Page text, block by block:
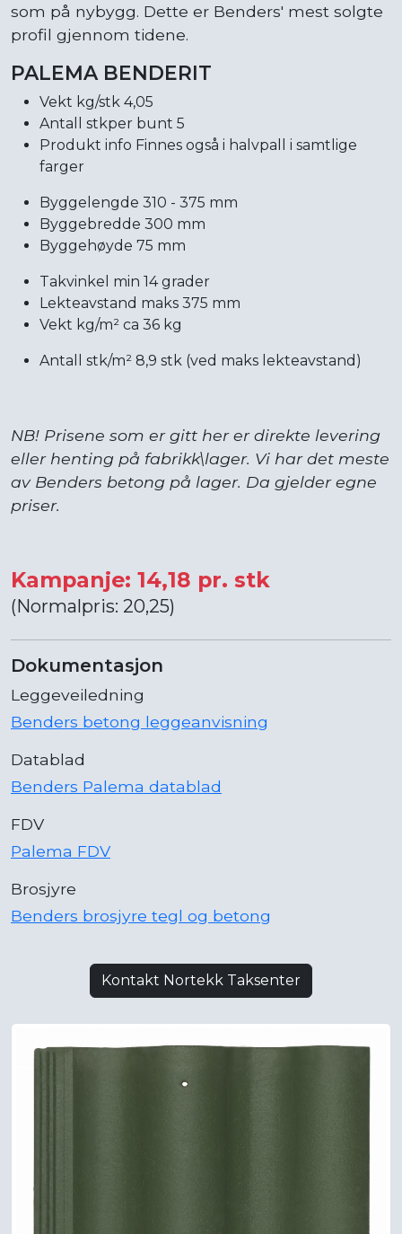
som på nybygg. Dette er Benders' mest solgte
profil gjennom tidene.
PALEMA BENDERIT
Vekt kg/stk 4,05
Antall stkper bunt 5
Produkt info Finnes også i halvpall i samtlige
farger
Byggelengde 310 - 375 mm
Byggebredde 300 mm
Byggehøyde 75 mm
Takvinkel min 14 grader
Lekteavstand maks 375 mm
Vekt kg/m² ca 36 kg
Antall stk/m² 8,9 stk (ved maks lekteavstand)
NB! Prisene som er gitt her er direkte levering
eller henting på fabrikk\lager. Vi har det meste
av Benders betong på lager. Da gjelder egne
priser.
Kampanje: 14,18 pr. stk
(Normalpris: 20,25)
Dokumentasjon
Leggeveiledning
Benders betong leggeanvisning
Datablad
Benders Palema datablad
FDV
Palema FDV
Brosjyre
Benders brosjyre tegl og betong
Kontakt Nortekk Taksenter